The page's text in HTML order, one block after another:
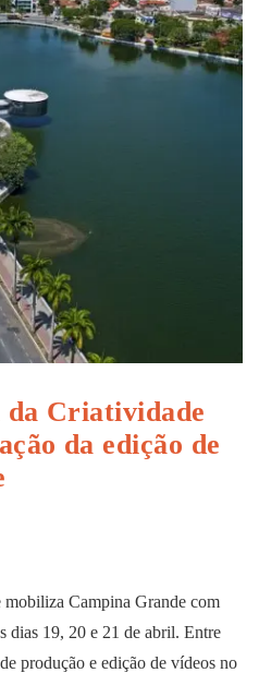
Criatividade
da edição de
Campina Grande com
dias 19, 20 e 21 de abril. Entre
produção e edição de vídeos no